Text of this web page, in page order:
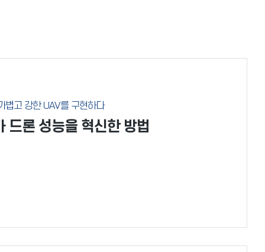
볍고 강한 UAV를 구현하다
론 성능을 혁신한 방법